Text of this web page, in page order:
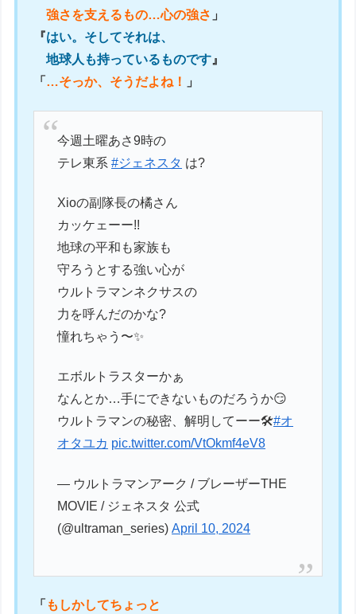
強さを支えるもの…心の強さ 」
『はい。そしてそれは、
地球人も持っているものです 』
「 …そっか、そうだよね！ 」
今週土曜あさ9時の
テレ東系#ジェネスタ は?
Xioの副隊長の橘さん
カッケェーー!!
地球の平和も家族も
守ろうとする強い心が
ウルトラマンネクサスの
力を呼んだのかな?
憧れちゃう〜✨
エボルトラスターかぁ
なんとか…手にできないものだろうか😏
ウルトラマンの秘密、解明してーー🛠️#オ
オタユカ pic.twitter.com/VtOkmf4eV8
— ウルトラマンアーク / ブレーザーTHE
MOVIE / ジェネスタ 公式
(@ultraman_series)April 10, 2024
「 もしかしてちょっと